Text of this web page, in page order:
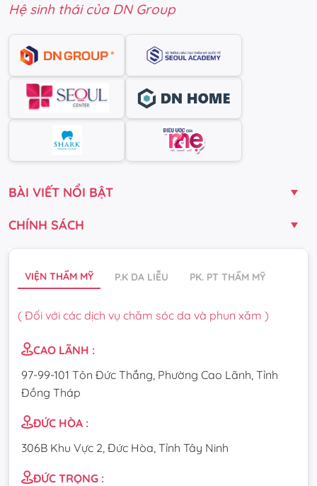
Hệ sinh thái của DN Group
BÀI VIẾT NỔI BẬT
CHÍNH SÁCH
VIỆN THẨM MỸ P.K DA LIỄU PK. PT THẨM MỸ
( Đối với các dịch vụ chăm sóc da và phun xăm )
CAO LÃNH :
97-99-101 Tôn Đức Thắng, Phường Cao Lãnh, Tỉnh
Đồng Tháp
ĐỨC HÒA :
306B Khu Vực 2, Đức Hòa, Tỉnh Tây Ninh
ĐỨC TRỌNG :